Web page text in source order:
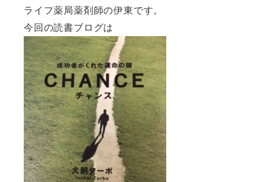
ライフ薬局薬剤師の伊東です。
今回の読書ブログは